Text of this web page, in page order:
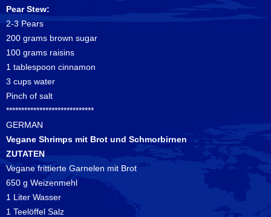
Pear Stew:
2-3 Pears
200 grams brown sugar
100 grams raisins
1 tablespoon cinnamon
3 cups water
Pinch of salt
*****************************
GERMAN
Vegane Shrimps mit Brot und Schmorbirnen
ZUTATEN
Vegane frittierte Garnelen mit Brot
650 g Weizenmehl
1 Liter Wasser
1 Teelöffel Salz